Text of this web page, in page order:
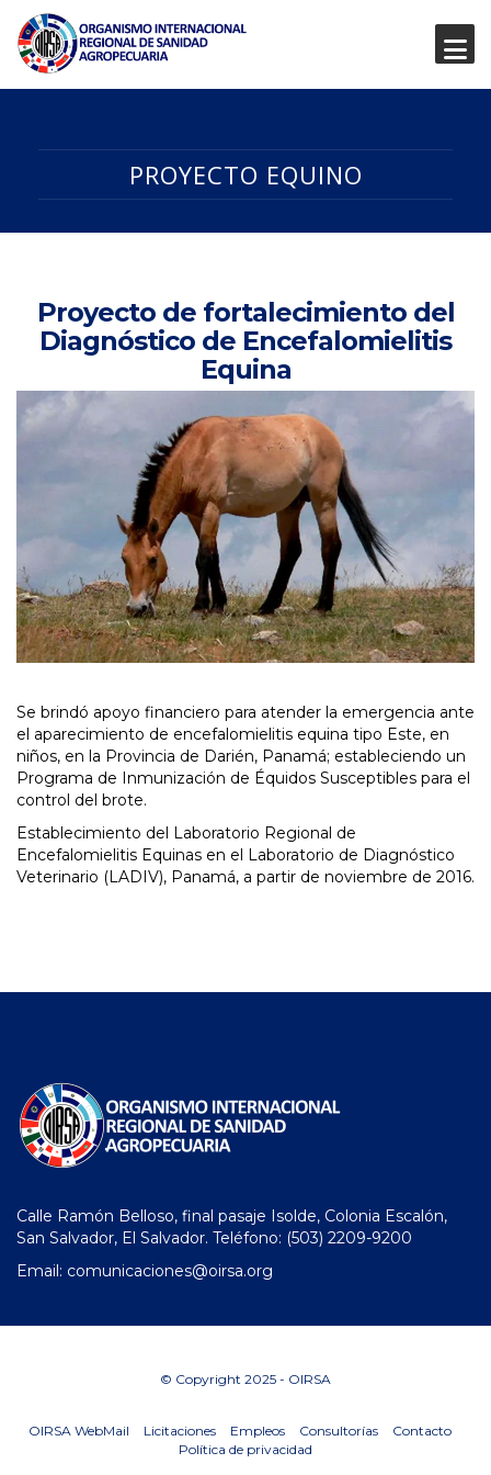
PROYECTO EQUINO
Proyecto de fortalecimiento del
Diagnóstico de Encefalomielitis
Equina
Se brindó apoyo financiero para atender la emergencia ante
el aparecimiento de encefalomielitis equina tipo Este, en
niños, en la Provincia de Darién, Panamá; estableciendo un
Programa de Inmunización de Équidos Susceptibles para el
control del brote.
Establecimiento del Laboratorio Regional de
Encefalomielitis Equinas en el Laboratorio de Diagnóstico
Veterinario (LADIV), Panamá, a partir de noviembre de 2016.
Calle Ramón Belloso, final pasaje Isolde, Colonia Escalón,
San Salvador, El Salvador. Teléfono: (503) 2209-9200
Email: comunicaciones@oirsa.org
© Copyright 2025 - OIRSA
OIRSA WebMail Licitaciones Empleos Consultorías
Contacto
Política de privacidad